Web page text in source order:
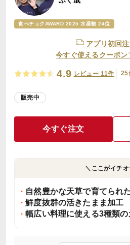
食べチョクAWARD 2025 水産物 24位
アプリ初回注
今すぐ使えるクーポン
4.9 レビュー 11件 25
販売中
今すぐ注文
＼ここがイチオ
自然豊かな天草で育てられ
鮮度抜群の活きたまま加工
幅広い料理に使える3種類の